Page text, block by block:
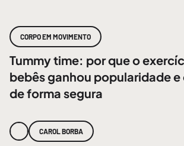
CORPO EM MOVIMENTO
Tummy time: por que o
bebês ganhou popularidade
de forma segura
CAROL BORBA